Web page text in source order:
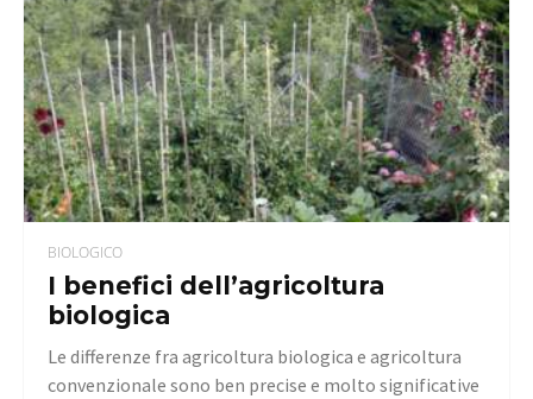
BIOLOGICO
I benefici dell’agricoltura
biologica
Le differenze fra agricoltura biologica e agricoltura
convenzionale sono ben precise e molto significative